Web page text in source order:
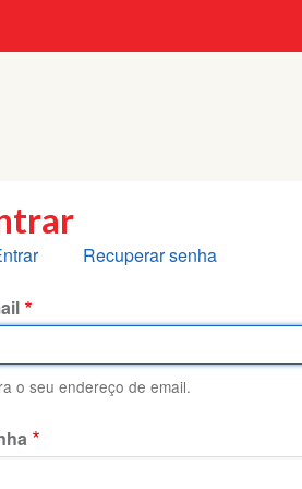
Recuperar senha
o seu endereço de email.